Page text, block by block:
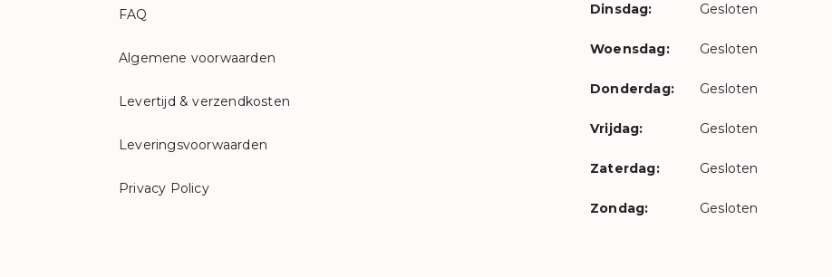
FAQ
Algemene voorwaarden
Levertijd & verzendkosten
Leveringsvoorwaarden
Privacy Policy
Dinsdag: Gesloten
Woensdag: Gesloten
Donderdag: Gesloten
Vrijdag: Gesloten
Zaterdag: Gesloten
Zondag: Gesloten